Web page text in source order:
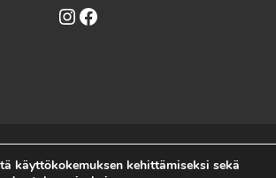
Instagram
Facebook
pidätetään
käyttökokemuksen kehittämiseksi sekä